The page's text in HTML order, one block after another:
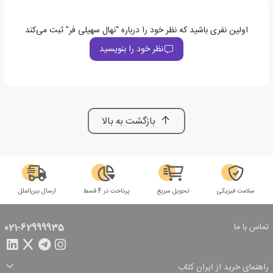
اولین نفری باشید که نظر خود را درباره "نهال سهیلی فر" ثبت می‌کند
نظر خود را بنویسید
بازگشت به بالا
سلامت فیزیکی تحویل سریع پرداخت در 4 قسط ارسال بین‌الملل
تماس با ما 021-62999935
راهنمای خرید از ایران کتاب